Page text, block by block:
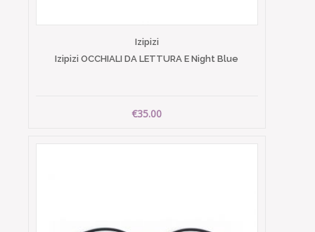
Izipizi
Izipizi OCCHIALI DA LETTURA E Night Blue
€35.00